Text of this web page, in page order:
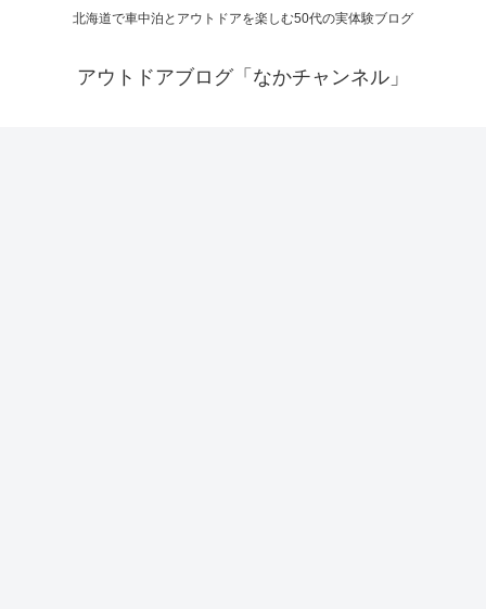
北海道で車中泊とアウトドアを楽しむ50代の実体験ブログ
アウトドアブログ「なかチャンネル」